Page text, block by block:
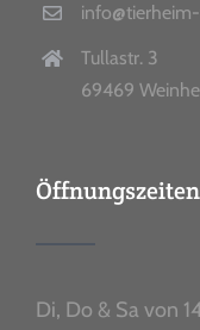
Tullastr. 3
69469
Öffnungszeiten
Di, Do & Sa von